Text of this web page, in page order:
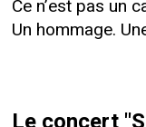
Ce n’est pas un
Un hommage.